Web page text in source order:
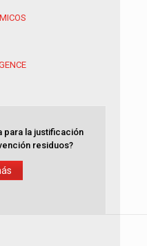
para la justificación
residuos?